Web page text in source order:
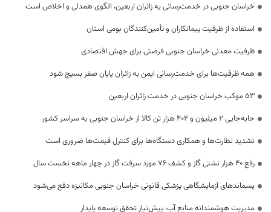
خراسان جنوبی در خدمت‌رسانی به زائران اربعین، الگوی همدلی و اخلاص است
استفاده از ظرفیت پیمانکاران و تأمین‌کنندگان بومی استان
ظرفیت معدنی خراسان جنوبی فرصتی برای جهش اقتصادی
همه ظرفیت‌ها برای خدمت‌رسانی ایمن به زائران پایان صفر بسیج شود
53 موکب خراسان جنوبی در خدمت زائران اربعین
جابه‌جایی 2 میلیون و 404 هزار تن کالا از خراسان جنوبی به سراسر کشور
تشدید نظارت‌ها و همکاری دستگاه‌ها برای کنترل قیمت‌ها ضروری است
رفع 40 هزار نشتی گاز و کشف 76 مورد سرقت گاز در چهار ماهه نخست سال
پسماندهای آزمایشگاهی پزشکی قانونی خراسان جنوبی مکانیزه دفع می‌شود
مدیریت هوشمندانه منابع آب، پیش‌نیاز تحقق توسعه پایدار